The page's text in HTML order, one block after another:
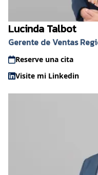
Lucinda Talbot
Gerente de Ventas
Reserve una cita
Visite mi Linkedin